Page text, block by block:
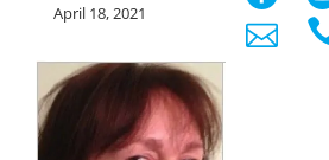
April 18, 2021